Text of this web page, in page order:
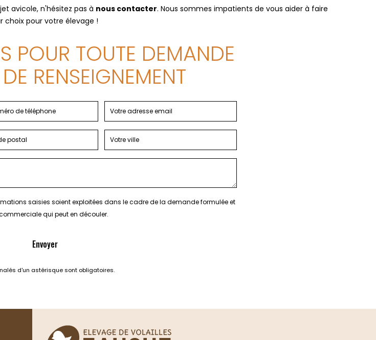
avicole, n'hésitez pas à nous contacter. Nous sommes impatients de vous aider à faire
choix pour votre élevage !
POUR TOUTE DEMANDE
RENSEIGNEMENT
saisies soient exploitées dans le cadre de la demande formulée et
qui peut en découler.
d'un astérisque sont obligatoires.